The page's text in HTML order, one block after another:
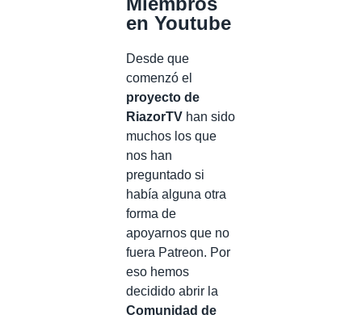
en Youtube
Desde que
comenzó el
proyecto de
RiazorTV han sido
muchos los que
nos han
preguntado si
había alguna otra
forma de
apoyarnos que no
fuera Patreon. Por
eso hemos
decidido abrir la
Comunidad de